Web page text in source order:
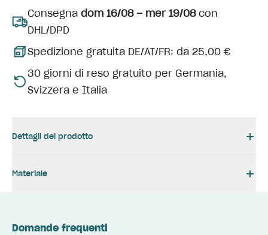
Consegna dom 16/08 – mer 19/08con
DHL/DPD
Spedizione gratuita DE/AT/FR: da 25,00 €
30 giorni di reso gratuito per Germania,
Svizzera e Italia
Dettagli del prodotto
Materiale
Domande frequenti